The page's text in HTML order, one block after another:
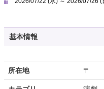
基本情報
所在地 〒